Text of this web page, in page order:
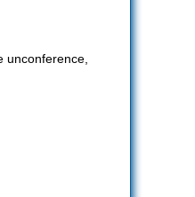
unconference,